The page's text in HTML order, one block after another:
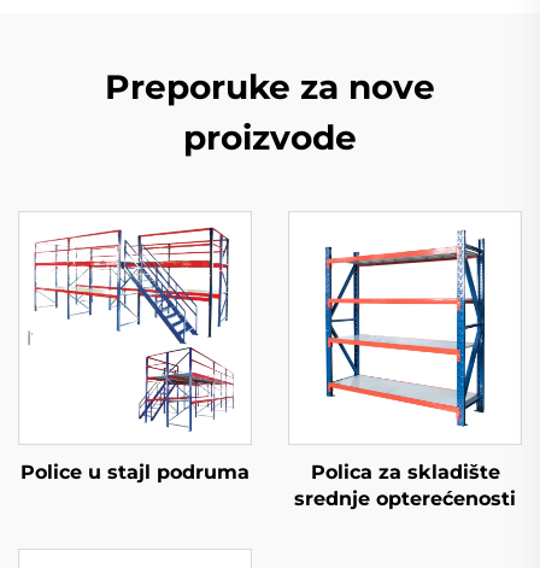
Preporuke za nove
proizvode
Police u stajl podruma
Polica za skladište
srednje opterećenosti